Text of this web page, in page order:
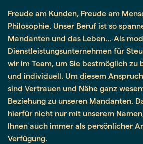
Freude am Kunden, Freude am
Philosophie. Unser Beruf ist so
Mandanten und das Leben… Als
Dienstleistungsunternehmen für
wir im Team, um Sie bestmöglich zu
und individuell. Um diesem
sind Vertrauen und Nähe ganz
Beziehung zu unseren Mandanten.
hierfür nicht nur mit unserem
Ihnen auch immer als persönlicher
Verfügung.